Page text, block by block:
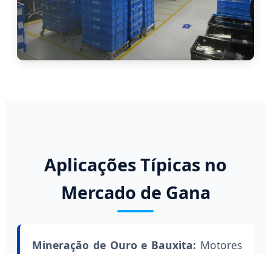
Aplicações Típicas no
Mercado de Gana
Mineração de Ouro e Bauxita: Motores